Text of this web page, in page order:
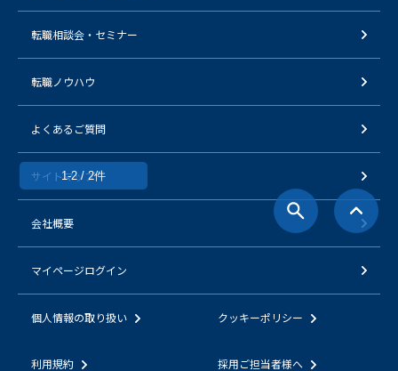
1-2 / 2件
転職相談会・セミナー
転職ノウハウ
よくあるご質問
サイトマップ
会社概要
マイページログイン
個人情報の取り扱い クッキーポリシー
利用規約 採用ご担当者様へ